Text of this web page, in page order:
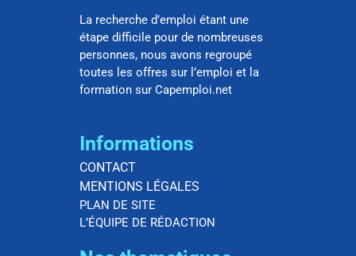
La recherche d’emploi étant une
étape difficile pour de nombreuses
personnes, nous avons regroupé
toutes les offres sur l’emploi et la
formation sur Capemploi.net
Informations
CONTACT
MENTIONS LÉGALES
PLAN DE SITE
L’ÉQUIPE DE RÉDACTION